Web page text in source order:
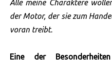
Alle meine Charaktere
der Motor, der sie zum
voran treibt.
Eine der